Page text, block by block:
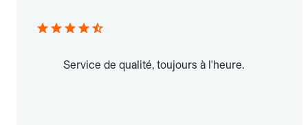
Service de qualité, toujours à l'heure.